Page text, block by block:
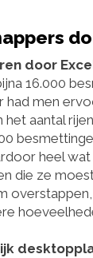
door
16.000
had men
aantal
heel
die ze